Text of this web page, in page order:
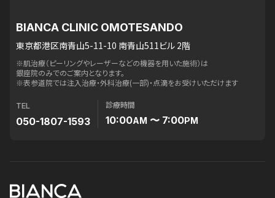
BIANCA CLINIC OMOTESANDO
東京都港区南青山5-11-10 南青山511ビル 2階
※肌治療（ピーリングやレーザーなどの機器を用いた施術）は
銀座院のみでのご案内となります。
※表参道院では注入治療・外科治療(一部)・点滴をお受けいただけます
TEL
050-1807-1593
診療時間
10:00AM 〜 7:00PM